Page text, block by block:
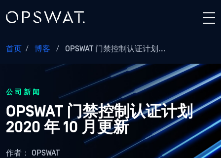
首页 / 博客 / OPSWAT 门禁控制认证计划...
公司新闻
OPSWAT 门禁控制认证计划
2020 年 10 月更新
作者： OPSWAT